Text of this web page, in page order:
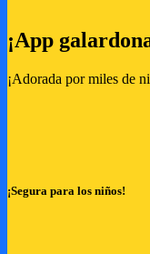
¡App
¡Adorada por miles de
¡Segura para los niños!